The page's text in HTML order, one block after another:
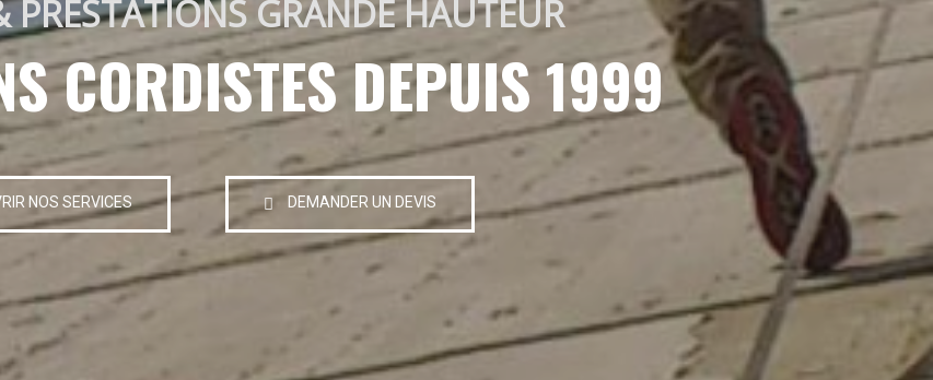
PRESTATIONS GRANDE HAUTEUR
CORDISTES DEPUIS 1999
NOS SERVICES DEMANDER UN DEVIS